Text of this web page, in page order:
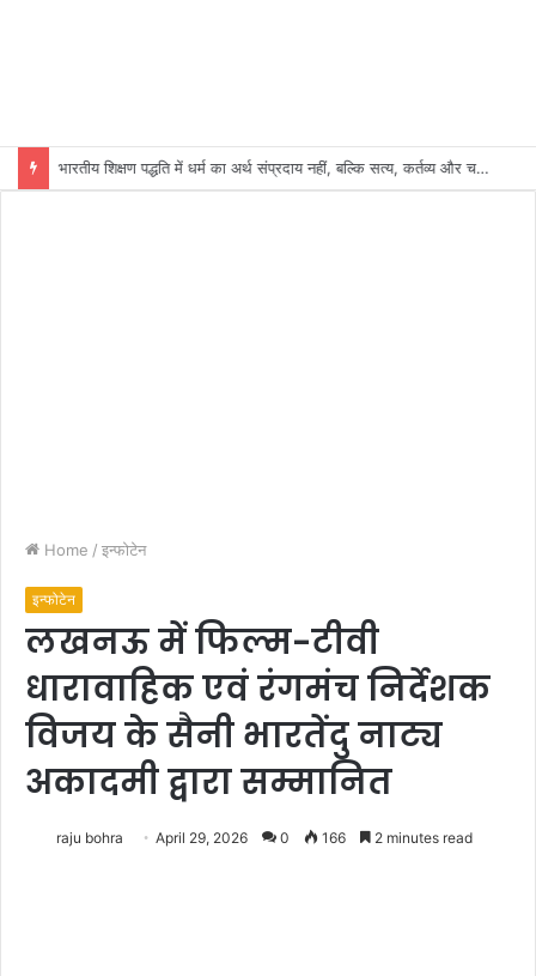
भारतीय शिक्षण पद्धति में धर्म का अर्थ संप्रदाय नहीं, बल्कि सत्य, कर्तव्य और चरित्र निर्माण है: विजय प्रकाश
Home / इन्फोटेन
इन्फोटेन
लखनऊ में फिल्म-टीवी
धारावाहिक एवं रंगमंच निर्देशक
विजय के सैनी भारतेंदु नाट्य
अकादमी द्वारा सम्मानित
raju bohra April 29, 2026 0 166 2 minutes read